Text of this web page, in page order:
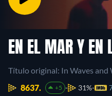
EN EL MAR Y EN
Título original: In Waves and
8637.
+5 31%